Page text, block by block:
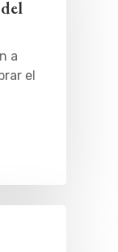
a
el